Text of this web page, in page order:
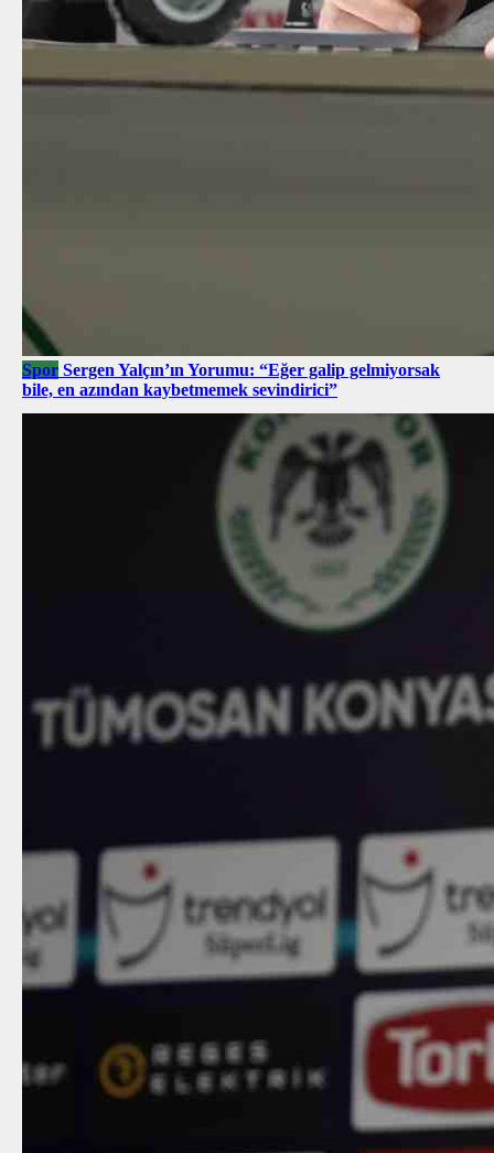
Spor Sergen Yalçın’ın Yorumu: “Eğer galip gelmiyorsak
bile, en azından kaybetmemek sevindirici”